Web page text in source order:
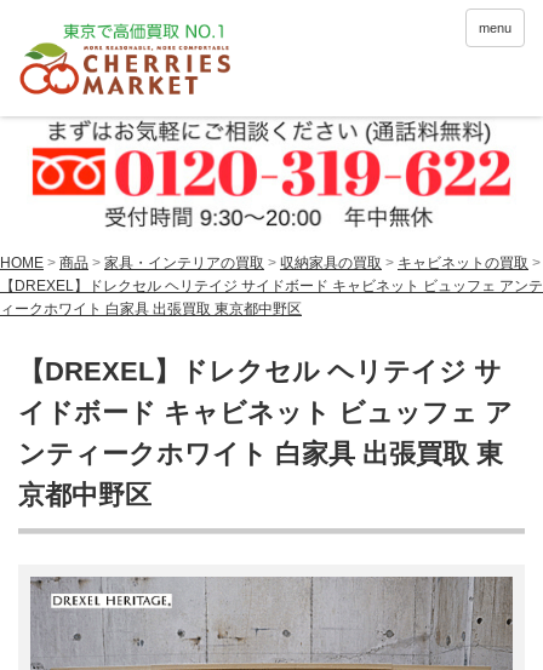
menu
HOME > 商品 > 家具・インテリアの買取 > 収納家具の買取 > キャビネットの買取 >
【DREXEL】ドレクセル ヘリテイジ サイドボード キャビネット ビュッフェ アンテ
ィークホワイト 白家具 出張買取 東京都中野区
【DREXEL】ドレクセル ヘリテイジ サ
イドボード キャビネット ビュッフェ ア
ンティークホワイト 白家具 出張買取 東
京都中野区